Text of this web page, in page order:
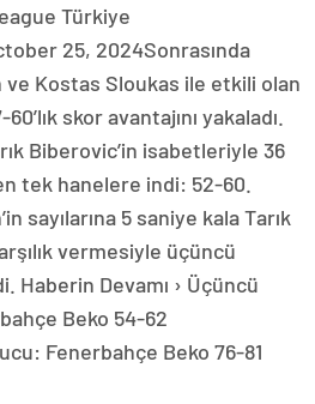
Türkiye
25, 2024Sonrasında
Kostas Sloukas ile etkili olan
skor avantajını yakaladı.
Biberovic’in isabetleriyle 36
tek hanelere indi: 52-60.
sayılarına 5 saniye kala Tarık
vermesiyle üçüncü
Haberin Devamı › Üçüncü
Beko 54-62
Fenerbahçe Beko 76-81